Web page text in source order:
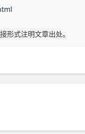
形式注明文章出处。